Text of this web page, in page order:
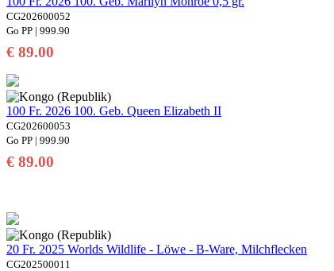
CG202600052
Go PP | 999.90
€ 89.00
100 Fr. 2026 100. Geb. Queen Elizabeth II
CG202600053
Go PP | 999.90
€ 89.00
20 Fr. 2025 Worlds Wildlife - Löwe - B-Ware, Milchflecken
CG202500011